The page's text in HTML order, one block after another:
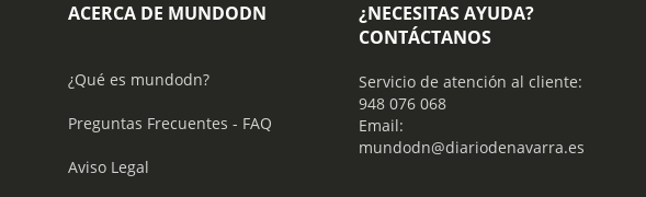
ACERCA DE MUNDODN
¿Qué es mundodn?
Preguntas Frecuentes - FAQ
Aviso Legal
¿NECESITAS AYUDA?
CONTÁCTANOS
Servicio de atención al cliente:
948 076 068
Email:
mundodn@diariodenavarra.es